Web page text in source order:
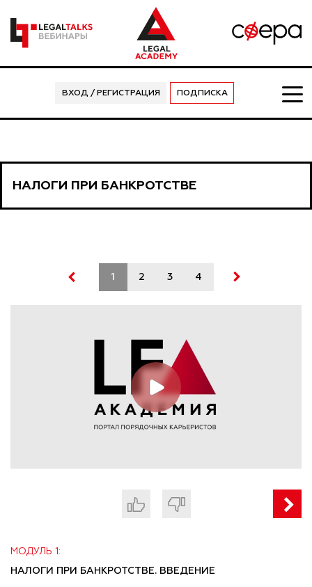
ВХОД / РЕГИСТРАЦИЯ ПОДПИСКА
НАЛОГИ ПРИ БАНКРОТСТВЕ
1 2 3 4
МОДУЛЬ 1:
НАЛОГИ ПРИ БАНКРОТСТВЕ. ВВЕДЕНИЕ